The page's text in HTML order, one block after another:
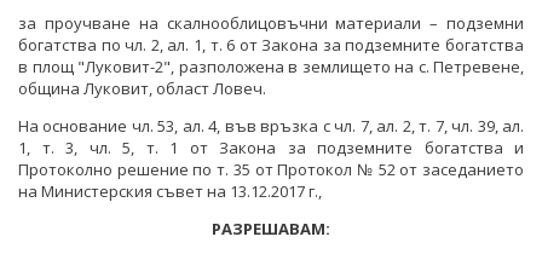
ПРОТОКОЛИ И ДРУГИ МАТЕРИАЛИ ОТ ЗАСЕДАНИЯТА
НА СЪВЕТА
РАЗСЕКРЕТЕНИ ДОГОВОРИ В ЕНЕРГЕТИКАТА
ПРЯКО ИЗЛЪЧВАНЕ НА ЗАСЕДАНИЯТА НА
ОБЩЕСТВЕНИЯ СЪВЕТ ПО ЕНЕРГЕТИКА
МЕЖДУНАРОДЕН ФОНД "КОЗЛОДУЙ"
ПРОЕКТИ ОТ ОБЩ ИНТЕРЕС
ДРУГИ ЗНАЧИМИ ПРОЕКТИ
ПРОГРАМА "ЕНЕРГИЙНА ЕФЕКТИВНОСТ И
ВЪЗОБНОВЯЕМА ЕНЕРГИЯ"
ЕНЕРГИЙНА ЕФЕКТИВНОСТ
ВЪЗОБНОВЯЕМИ ЕНЕРГИЙНИ ИЗТОЧНИЦИ
ХЪБ "ЕНЕРГИЙНИ ОБЩНОСТИ"
за проучване на скалнооблицовъчни материали – подземни
богатства по чл. 2, ал. 1, т. 6 от Закона за подземните богатства
в площ "Луковит-2", разположена в землището на с. Петревене,
община Луковит, област Ловеч.
На основание чл. 53, ал. 4, във връзка с чл. 7, ал. 2, т. 7, чл. 39, ал.
1, т. 3, чл. 5, т. 1 от Закона за подземните богатства и
Протоколно решение по т. 35 от Протокол № 52 от заседанието
на Министерския съвет на 13.12.2017 г.,
РАЗРЕШАВАМ: